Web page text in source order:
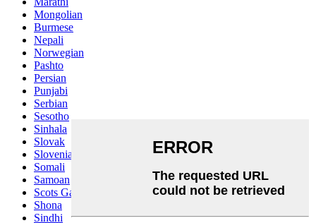
Mongolian
Burmese
Nepali
Norwegian
Pashto
Persian
Punjabi
Serbian
Sesotho
Sinhala
Slovak
Slovenian
Somali
Samoan
Scots Gaelic
Shona
Sindhi